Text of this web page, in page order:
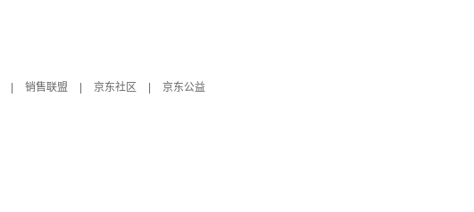
销售联盟 京东社区
京东公益